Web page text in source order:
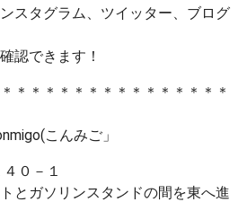
スタグラム、ツイッター、ブログ
認できます！
＊＊＊＊＊＊＊＊＊＊＊＊＊＊＊
こんみご」
０－１
とガソリンスタンドの間を東へ進